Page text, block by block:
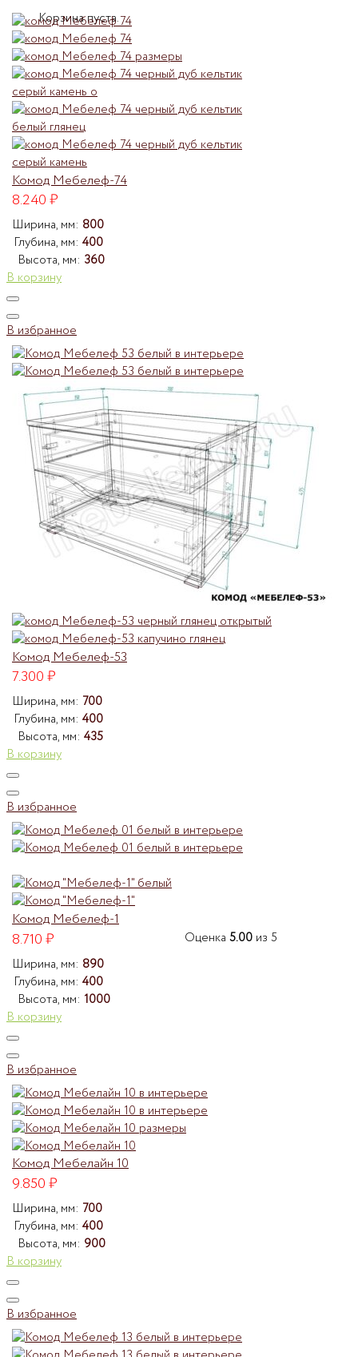
Корзина пуста.
Комод Мебелеф-74
8.240₽
Ширина, мм: 800
Глубина, мм: 400
Высота, мм: 360
В корзину
В избранное
Комод Мебелеф-53
7.300₽
Ширина, мм: 700
Глубина, мм: 400
Высота, мм: 435
В корзину
В избранное
Комод Мебелеф-1
Оценка 5.00из 5
8.710₽
Ширина, мм: 890
Глубина, мм: 400
Высота, мм: 1000
В корзину
В избранное
Комод Мебелайн 10
9.850₽
Ширина, мм: 700
Глубина, мм: 400
Высота, мм: 900
В корзину
В избранное